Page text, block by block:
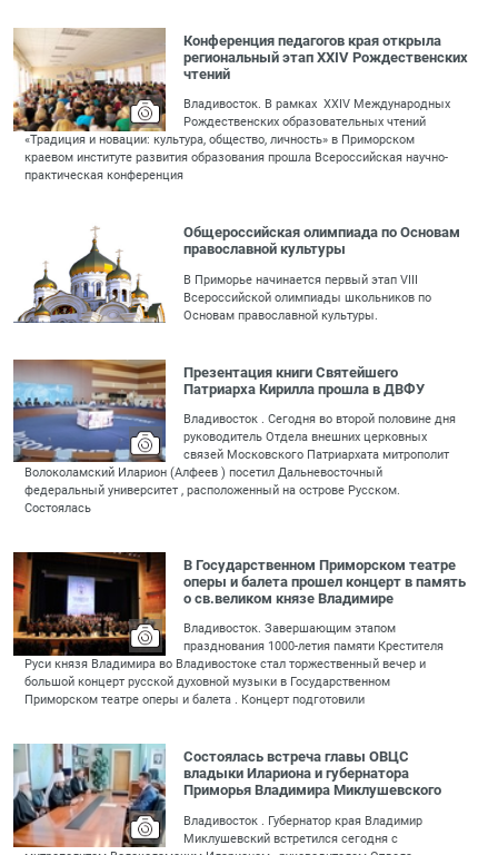
Конференция педагогов края открыла
региональный этап XXIV Рождественских
чтений
Владивосток. В рамках XXIV Международных
Рождественских образовательных чтений
«Традиция и новации: культура, общество, личность» в Приморском
краевом институте развития образования прошла Всероссийская научно-
практическая конференция
Общероссийская олимпиада по Основам
православной культуры
В Приморье начинается первый этап VIII
Всероссийской олимпиады школьников по
Основам православной культуры.
Презентация книги Святейшего
Патриарха Кирилла прошла в ДВФУ
Владивосток . Сегодня во второй половине дня
руководитель Отдела внешних церковных
связей Московского Патриархата митрополит
Волоколамский Иларион (Алфеев ) посетил Дальневосточный
федеральный университет , расположенный на острове Русском.
Состоялась
В Государственном Приморском театре
оперы и балета прошел концерт в память
о св.великом князе Владимире
Владивосток. Завершающим этапом
празднования 1000-летия памяти Крестителя
Руси князя Владимира во Владивостоке стал торжественный вечер и
большой концерт русской духовной музыки в Государственном
Приморском театре оперы и балета . Концерт подготовили
Состоялась встреча главы ОВЦС
владыки Илариона и губернатора
Приморья Владимира Миклушевского
Владивосток . Губернатор края Владимир
Миклушевский встретился сегодня с